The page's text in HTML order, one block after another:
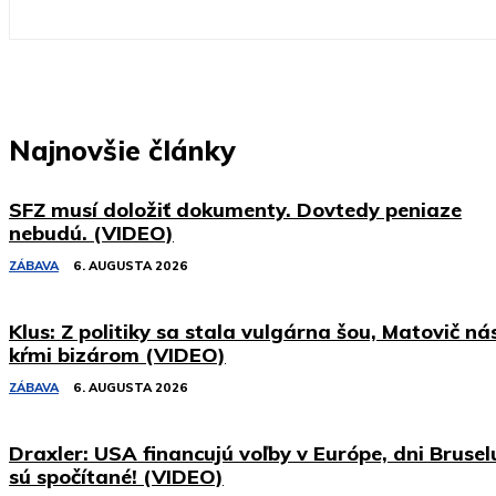
Najnovšie články
SFZ musí doložiť dokumenty. Dovtedy peniaze
nebudú. (VIDEO)
ZÁBAVA 6. AUGUSTA 2026
Klus: Z politiky sa stala vulgárna šou, Matovič
kŕmi bizárom (VIDEO)
ZÁBAVA 6. AUGUSTA 2026
Draxler: USA financujú voľby v Európe, dni
sú spočítané! (VIDEO)